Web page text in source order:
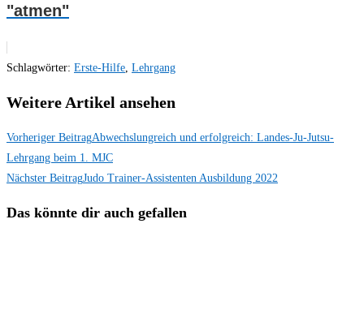
"atmen"
Schlagwörter: Erste-Hilfe Lehrgang
Weitere Artikel ansehen
Vorheriger BeitragAbwechslungreich und erfolgreich: Landes-Ju-Jutsu-
Lehrgang beim 1. MJC
Nächster BeitragJudo Trainer-Assistenten Ausbildung 2022
Das könnte dir auch gefallen